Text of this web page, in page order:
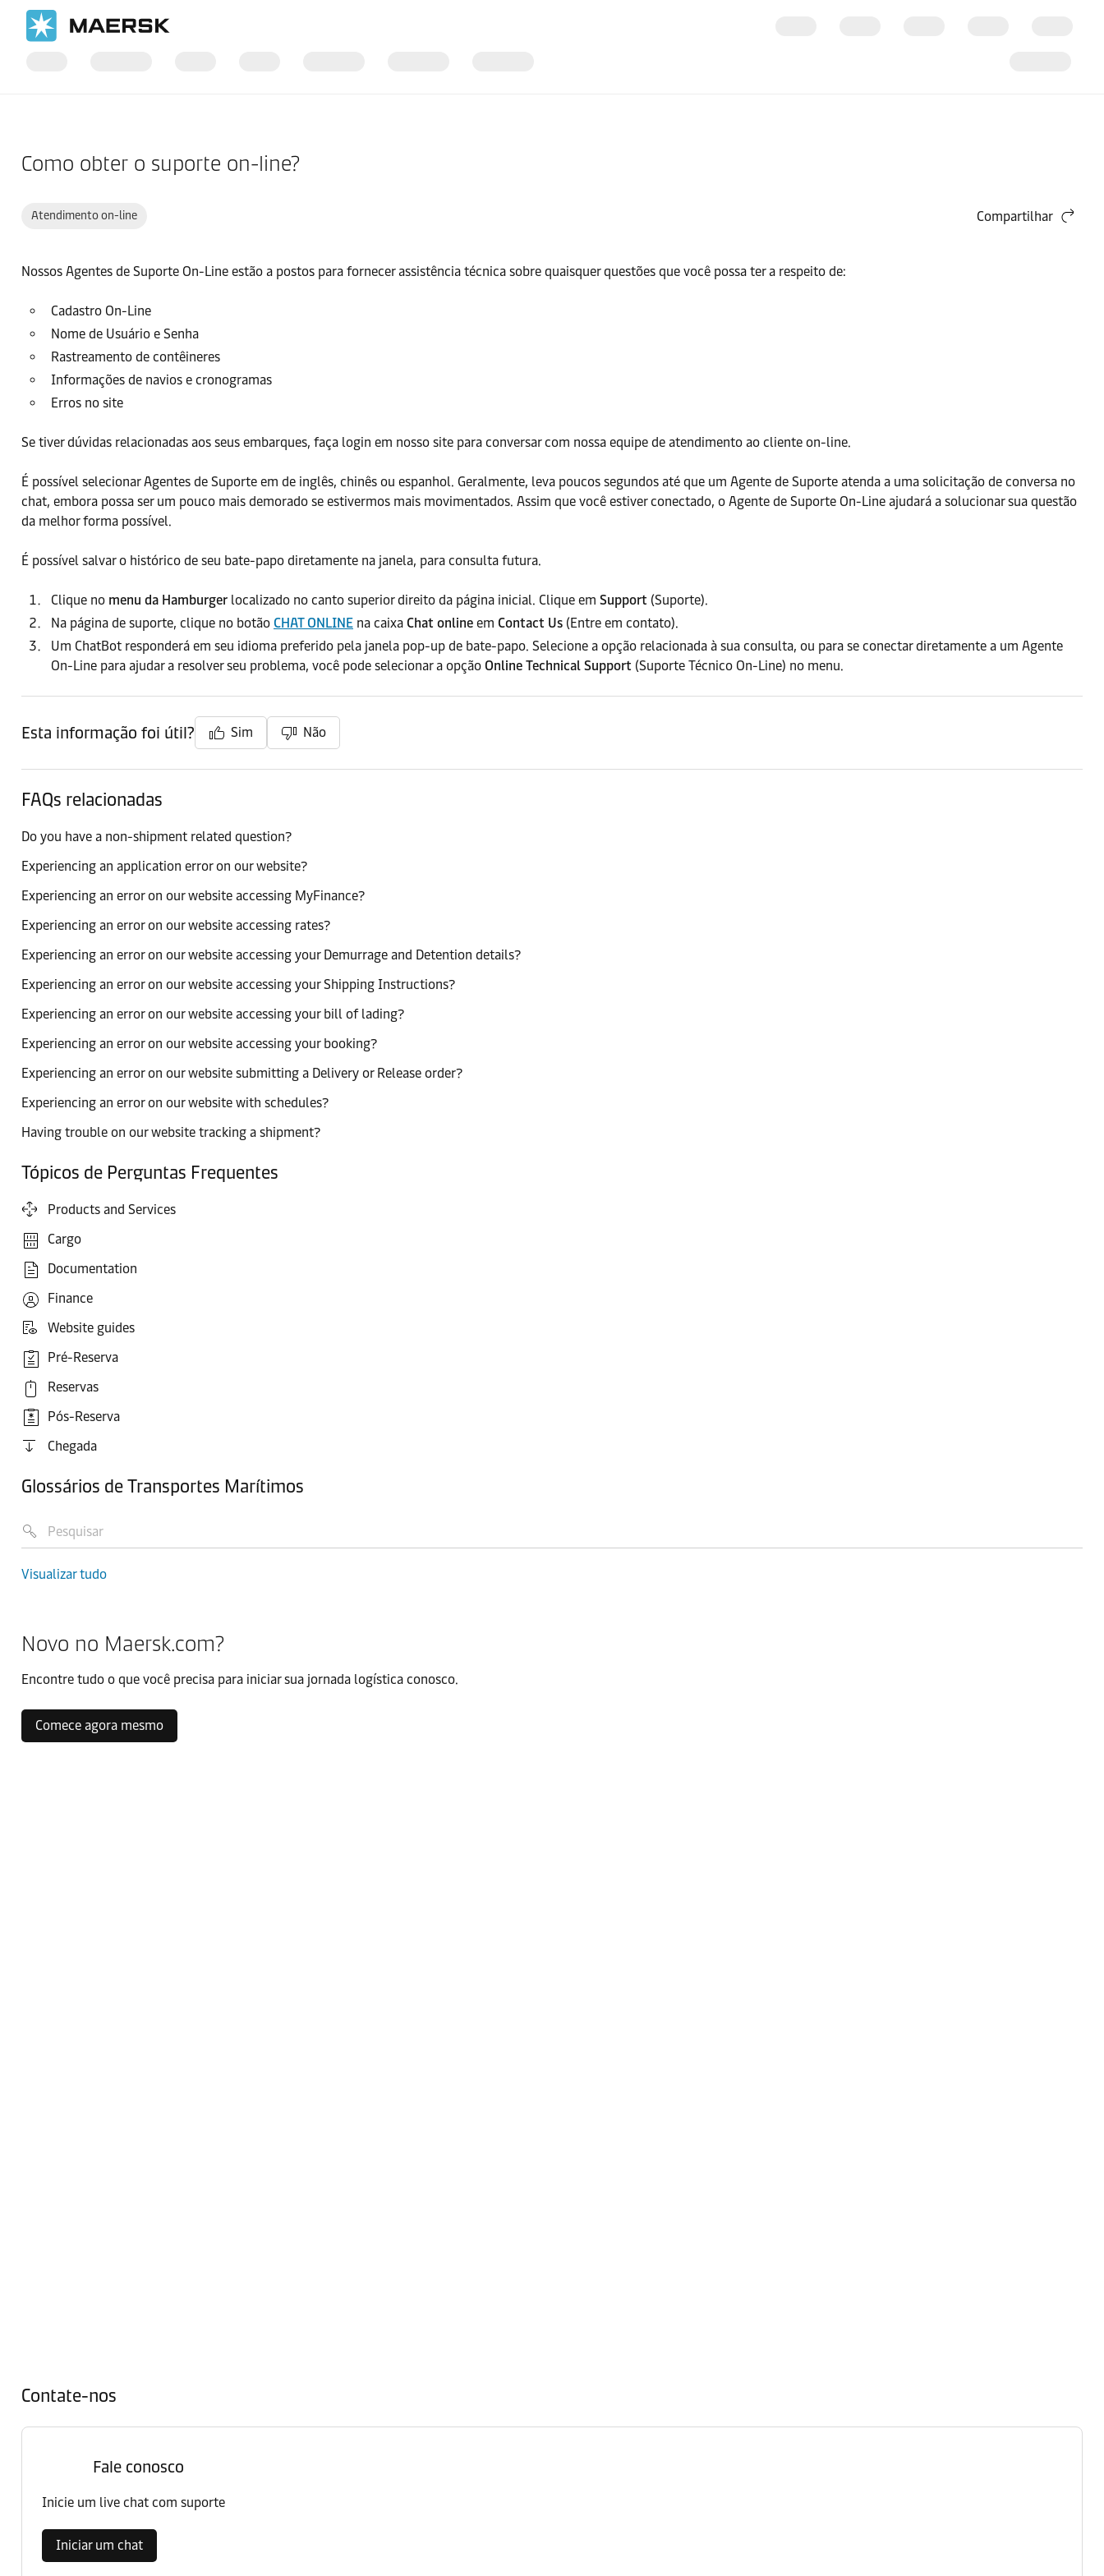
Como obter o suporte on-line?
Atendimento on-line Compartilhar
Nossos Agentes de Suporte On-Line estão a postos para fornecer assistência técnica sobre quaisquer questões que você possa ter a respeito de:
Cadastro On-Line
Nome de Usuário e Senha
Rastreamento de contêineres
Informações de navios e cronogramas
Erros no site
Se tiver dúvidas relacionadas aos seus embarques, faça login em nosso site para conversar com nossa equipe de atendimento ao cliente on-line.
É possível selecionar Agentes de Suporte em de inglês, chinês ou espanhol. Geralmente, leva poucos segundos até que um Agente de Suporte atenda a uma solicitação de conversa no
chat, embora possa ser um pouco mais demorado se estivermos mais movimentados. Assim que você estiver conectado, o Agente de Suporte On-Line ajudará a solucionar sua questão
da melhor forma possível.
É possível salvar o histórico de seu bate-papo diretamente na janela, para consulta futura.
Clique no menu da Hamburger localizado no canto superior direito da página inicial. Clique em Support (Suporte).
Na página de suporte, clique no botão CHAT ONLINE na caixa Chat online em Contact Us (Entre em contato).
Um ChatBot responderá em seu idioma preferido pela janela pop-up de bate-papo. Selecione a opção relacionada à sua consulta, ou para se conectar diretamente a um Agente
On-Line para ajudar a resolver seu problema, você pode selecionar a opção Online Technical Support (Suporte Técnico On-Line) no menu.
Esta informação foi útil? Sim Não
FAQs relacionadas
Do you have a non-shipment related question?
Experiencing an application error on our website?
Experiencing an error on our website accessing MyFinance?
Experiencing an error on our website accessing rates?
Experiencing an error on our website accessing your Demurrage and Detention details?
Experiencing an error on our website accessing your Shipping Instructions?
Experiencing an error on our website accessing your bill of lading?
Experiencing an error on our website accessing your booking?
Experiencing an error on our website submitting a Delivery or Release order?
Experiencing an error on our website with schedules?
Having trouble on our website tracking a shipment?
Tópicos de Perguntas Frequentes
Products and Services
Cargo
Documentation
Finance
Website guides
Pré-Reserva
Reservas
Pós-Reserva
Chegada
Glossários de Transportes Marítimos
Visualizar tudo
Novo no Maersk.com?
Encontre tudo o que você precisa para iniciar sua jornada logística conosco.
Comece agora mesmo
Contate-nos
Fale conosco
Inicie um live chat com suporte
Iniciar um chat